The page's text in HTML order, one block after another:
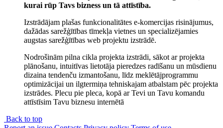
kurai rūp Tavs bizness un tā attīstība.
Izstrādājam plašas funkcionalitātes e-komercijas risinājumus,
dažādas sarežģītības tīmekļa vietnes un specializējamies
augstas sarežģītības web projektu izstrādē.
Nodrošinām pilna cikla projekta izstrādi, sākot ar projekta
plānošanu, intuitīvas lietotāja pieredzes radīšanu un mūsdienu
dizaina tendenču izmantošanu, līdz meklētājprogrammu
optimizācijai un ilgtermiņa tehniskajam atbalstam pēc projekta
izstrādes. Plecu pie pleca, kopā ar Tevi un Tavu komandu
attīstīsim Tavu biznesu internētā
Back to top